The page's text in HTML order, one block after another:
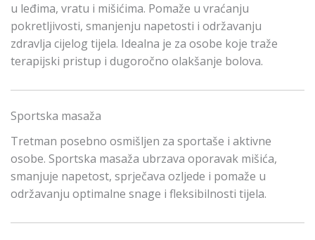
u leđima, vratu i mišićima. Pomaže u vraćanju
pokretljivosti, smanjenju napetosti i održavanju
zdravlja cijelog tijela. Idealna je za osobe koje traže
terapijski pristup i dugoročno olakšanje bolova.
Sportska masaža
Tretman posebno osmišljen za sportaše i aktivne
osobe. Sportska masaža ubrzava oporavak mišića,
smanjuje napetost, sprječava ozljede i pomaže u
održavanju optimalne snage i fleksibilnosti tijela.